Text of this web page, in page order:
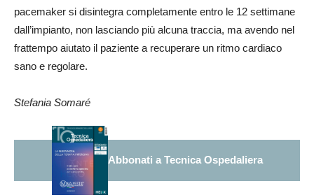
pacemaker si disintegra completamente entro le 12 settimane
dall’impianto, non lasciando più alcuna traccia, ma avendo nel
frattempo aiutato il paziente a recuperare un ritmo cardiaco
sano e regolare.
Stefania Somaré
Abbonati a Tecnica Ospedaliera